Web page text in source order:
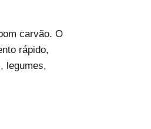
carvão. O
rápido,
legumes,